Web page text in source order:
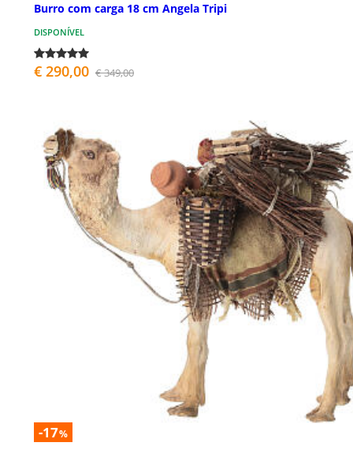
Burro com carga 18 cm Angela Tripi
DISPONÍVEL
€ 290,00 € 349,00
-17%